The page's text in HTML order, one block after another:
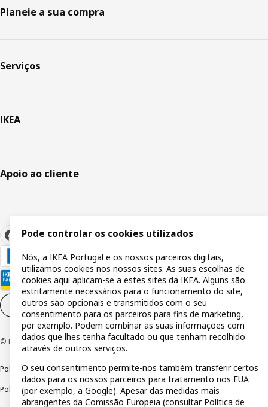
Planeie a sua compra
Serviços
IKEA
Apoio ao cliente
Definições de cookies PT
© Inter IKEA Systems B.V 1999-2026
Política de privacidadePolítica de cookiesTermos de utilização
Política de divulgação responsável Livro de reclamações
Pode controlar os cookies utilizados
Nós, a IKEA Portugal e os nossos parceiros digitais,
utilizamos cookies nos nossos sites. As suas escolhas de
cookies aqui aplicam-se a estes sites da IKEA. Alguns são
estritamente necessários para o funcionamento do site,
outros são opcionais e transmitidos com o seu
consentimento para os parceiros para fins de marketing,
por exemplo. Podem combinar as suas informações com
dados que lhes tenha facultado ou que tenham recolhido
através de outros serviços.
O seu consentimento permite-nos também transferir certos
dados para os nossos parceiros para tratamento nos EUA
(por exemplo, a Google). Apesar das medidas mais
abrangentes da Comissão Europeia (consultar Política de